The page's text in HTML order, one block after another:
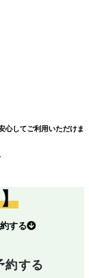
心してご利用いただけま
する
する